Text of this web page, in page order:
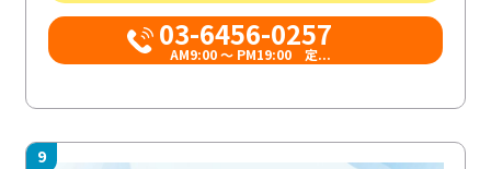
03-6456-0257
AM9:00 ～ PM19:00 定...
9